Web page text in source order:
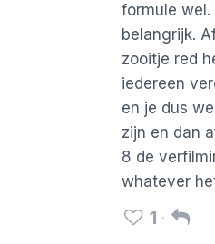
formule wel.
belangrijk.
zooitje red
iedereen
en je dus
zijn en dan
8 de
whatever
1